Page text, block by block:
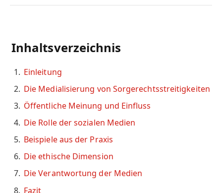
Inhaltsverzeichnis
Einleitung
Die Medialisierung von Sorgerechtsstreitigkeiten
Öffentliche Meinung und Einfluss
Die Rolle der sozialen Medien
Beispiele aus der Praxis
Die ethische Dimension
Die Verantwortung der Medien
Fazit